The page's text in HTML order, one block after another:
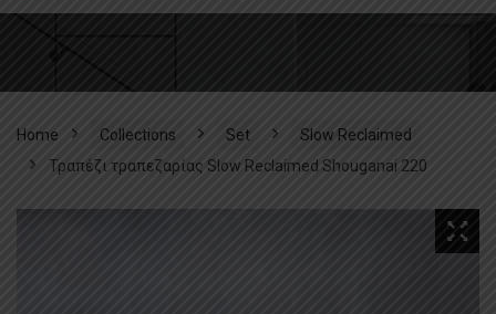
Home Collections Set
Slow Reclaimed
Τραπέζι τραπεζαρίας Slow Reclaimed Shouganai 220